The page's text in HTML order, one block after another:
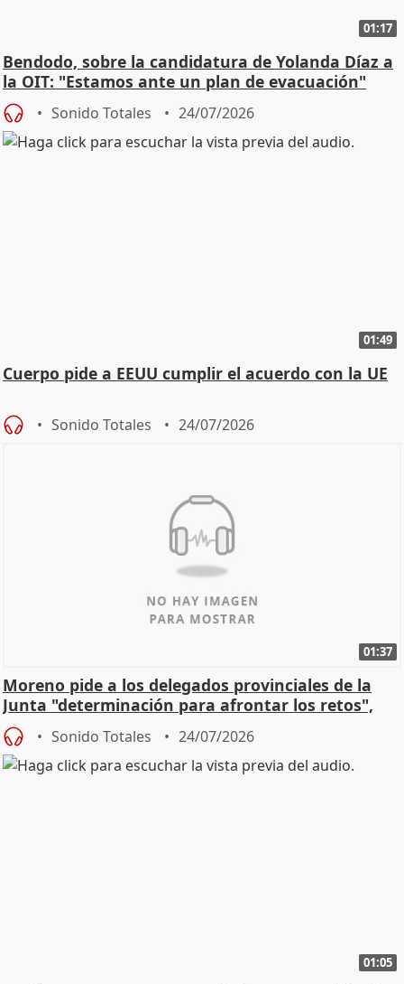
01:17
Bendodo, sobre la candidatura de Yolanda Díaz a
la OIT: "Estamos ante un plan de evacuación"
Sonido Totales 24/07/2026
01:49
Cuerpo pide a EEUU cumplir el acuerdo con la UE
Sonido Totales 24/07/2026
01:37
Moreno pide a los delegados provinciales de la
Junta "determinación para afrontar los retos",
diálog
Sonido Totales 24/07/2026
01:05